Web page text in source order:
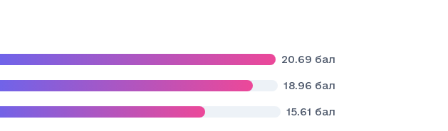
20.69 бал
18.96 бал
15.61 бал